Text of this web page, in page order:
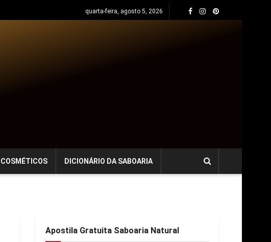
quarta-feira, agosto 5, 2026
COSMÉTICOS DICIONÁRIO DA SABOARIA
Apostila Gratuita Saboaria Natural